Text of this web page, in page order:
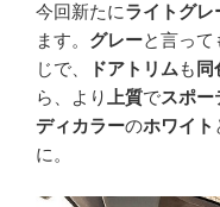
今回新たにライトグレ
ます。 グレーと言って
じで、
ドアトリムも 同
ら、より上質でスポー
ディカラーのホワイト
に。